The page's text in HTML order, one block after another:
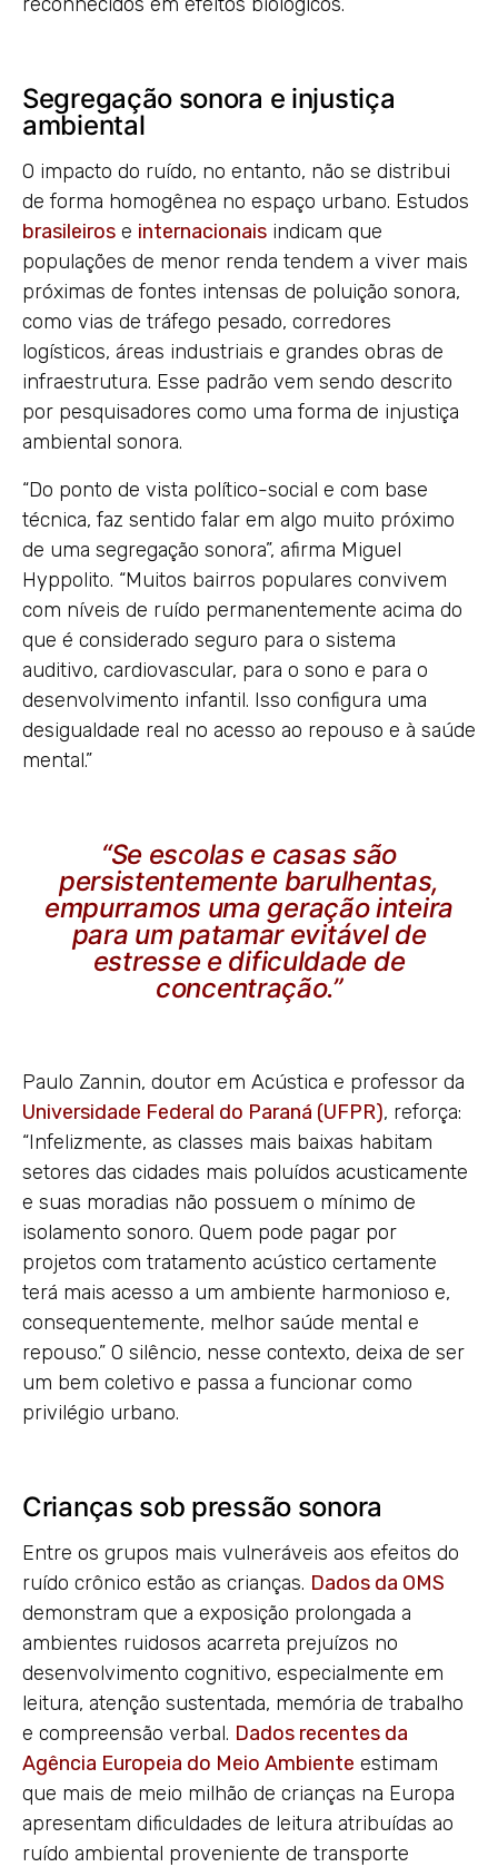
Segregação sonora e injustiça
ambiental
O impacto do ruído, no entanto, não se distribui
de forma homogênea no espaço urbano. Estudos
brasileiros e internacionais indicam que
populações de menor renda tendem a viver mais
próximas de fontes intensas de poluição sonora,
como vias de tráfego pesado, corredores
logísticos, áreas industriais e grandes obras de
infraestrutura. Esse padrão vem sendo descrito
por pesquisadores como uma forma de injustiça
ambiental sonora.
“Do ponto de vista político-social e com base
técnica, faz sentido falar em algo muito próximo
de uma segregação sonora”, afirma Miguel
Hyppolito. “Muitos bairros populares convivem
com níveis de ruído permanentemente acima do
que é considerado seguro para o sistema
auditivo, cardiovascular, para o sono e para o
desenvolvimento infantil. Isso configura uma
desigualdade real no acesso ao repouso e à saúde
mental.”
“Se escolas e casas são
persistentemente barulhentas,
empurramos uma geração inteira
para um patamar evitável de
estresse e dificuldade de
concentração.”
Paulo Zannin, doutor em Acústica e professor da
Universidade Federal do Paraná (UFPR), reforça:
“Infelizmente, as classes mais baixas habitam
setores das cidades mais poluídos acusticamente
e suas moradias não possuem o mínimo de
isolamento sonoro. Quem pode pagar por
projetos com tratamento acústico certamente
terá mais acesso a um ambiente harmonioso e,
consequentemente, melhor saúde mental e
repouso.” O silêncio, nesse contexto, deixa de ser
um bem coletivo e passa a funcionar como
privilégio urbano.
Crianças sob pressão sonora
Entre os grupos mais vulneráveis aos efeitos do
ruído crônico estão as crianças. Dados da OMS
demonstram que a exposição prolongada a
ambientes ruidosos acarreta prejuízos no
desenvolvimento cognitivo, especialmente em
leitura, atenção sustentada, memória de trabalho
e compreensão verbal. Dados recentes da
Agência Europeia do Meio Ambiente estimam
que mais de meio milhão de crianças na Europa
apresentam dificuldades de leitura atribuídas ao
ruído ambiental proveniente de transporte